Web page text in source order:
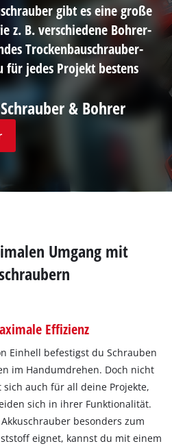
gibt es eine große
z. B. verschiedene Bohrer-
Trockenbauschrauber-
jedes Projekt bestens
& Bohrer
Umgang mit
Effizienz
Einhell befestigst du Schrauben
im Handumdrehen. Doch nicht
auch für all deine Projekte,
sich in ihrer Funktionalität.
besonders zum
eignet, kannst du mit einem